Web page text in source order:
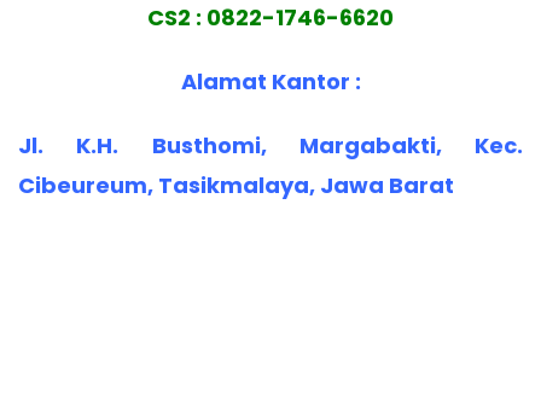
CS2 : 0822-1746-6620
Alamat Kantor :
Jl. K.H. Busthomi, Margabakti, Kec.
Cibeureum, Tasikmalaya, Jawa Barat